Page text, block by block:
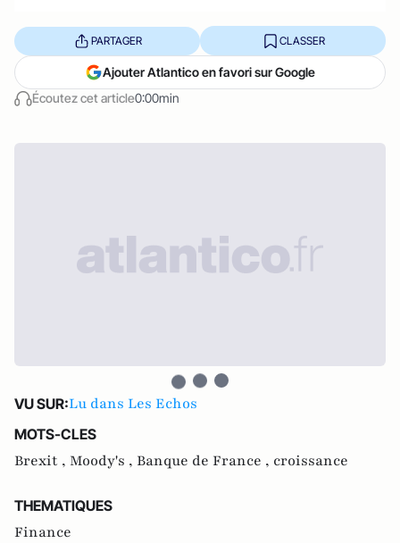
Écoutez cet article0:00min
PARTAGER CLASSER
Ajouter Atlantico en favori sur Google
VU SUR:Lu dans Les Echos
MOTS-CLES
Brexit , Moody's , Banque de France , croissance
THEMATIQUES
Finance